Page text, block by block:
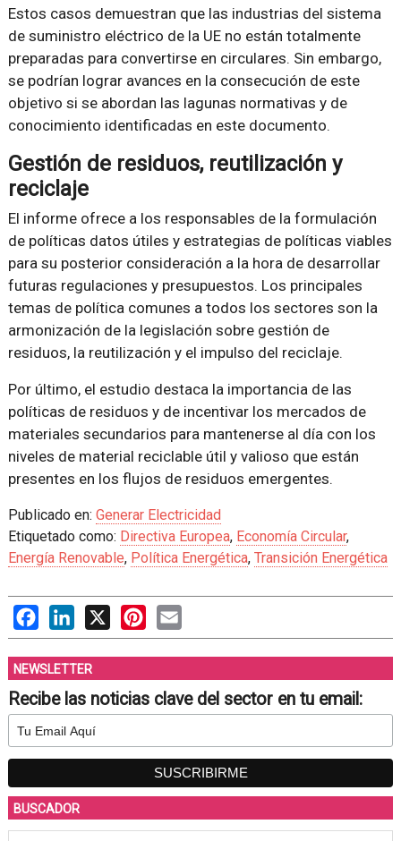
Estos casos demuestran que las industrias del sistema
de suministro eléctrico de la UE no están totalmente
preparadas para convertirse en circulares. Sin embargo,
se podrían lograr avances en la consecución de este
objetivo si se abordan las lagunas normativas y de
conocimiento identificadas en este documento.
Gestión de residuos, reutilización y
reciclaje
El informe ofrece a los responsables de la formulación
de políticas datos útiles y estrategias de políticas viables
para su posterior consideración a la hora de desarrollar
futuras regulaciones y presupuestos. Los principales
temas de política comunes a todos los sectores son la
armonización de la legislación sobre gestión de
residuos, la reutilización y el impulso del reciclaje.
Por último, el estudio destaca la importancia de las
políticas de residuos y de incentivar los mercados de
materiales secundarios para mantenerse al día con los
niveles de material reciclable útil y valioso que están
presentes en los flujos de residuos emergentes.
Publicado en: Generar Electricidad
Etiquetado como: Directiva Europea, Economía Circular,
Energía Renovable, Política Energética, Transición Energética
FacebookLinkedIn Pinterest
NEWSLETTER
Recibe las noticias clave del sector en tu email:
BUSCADOR